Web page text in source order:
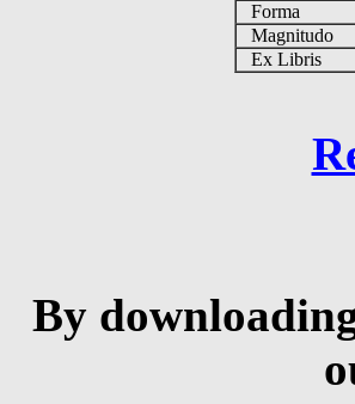
Forma
Magnitudo
Ex Libris
By